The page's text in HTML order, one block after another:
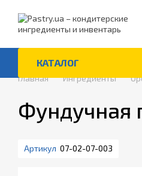
КАТАЛОГ
Главная Ингредиенты
Фундучная
Артикул 07-02-07-003